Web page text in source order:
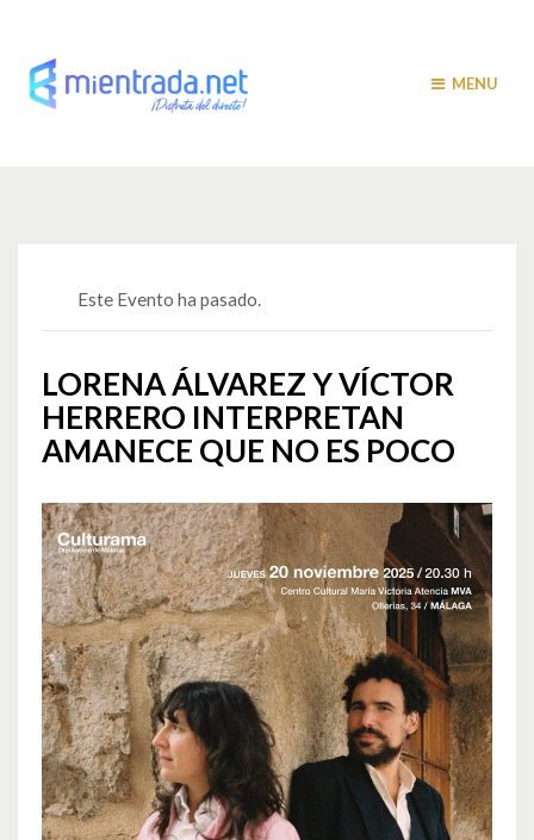
MENU
Este Evento ha pasado.
LORENA ÁLVAREZ Y VÍCTOR
HERRERO INTERPRETAN
AMANECE QUE NO ES POCO